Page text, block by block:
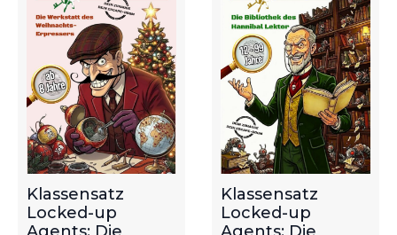
Klassensatz
Locked-up
Klassensatz
Locked-up